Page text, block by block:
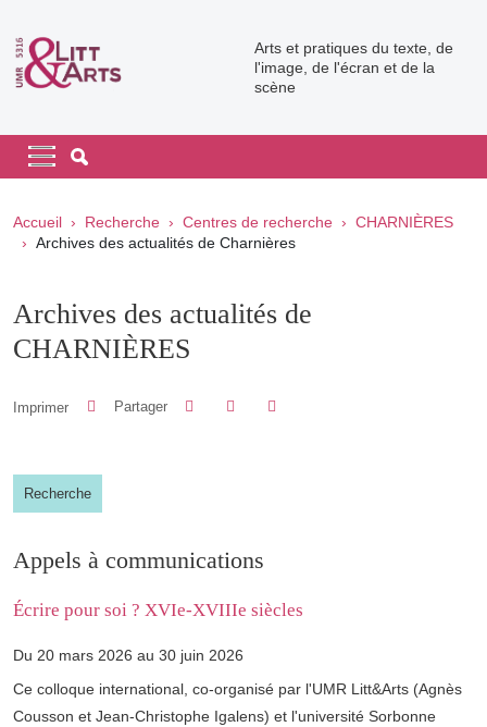
Arts et pratiques du texte, de
l'image, de l'écran et de la
scène
Navigation principale
Navigation principale mobile
Fil d'Ariane
Accueil Recherche Centres de recherche
CHARNIÈRES
Archives des actualités de Charnières
Archives des actualités de
CHARNIÈRES
Imprimer Partager Partager sur Facebook
Partager sur LinkedIn
Recherche
Appels à communications
Écrire pour soi ? XVIe-XVIIIe siècles
Du 20 mars 2026 au 30 juin 2026
Ce colloque international, co-organisé par l'UMR Litt&Arts (Agnès
Cousson et Jean-Christophe Igalens) et l'université Sorbonne